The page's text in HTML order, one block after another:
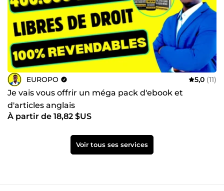
EUROPO 5,0 (11)
Je vais vous offrir un méga pack d'ebook et
d'articles anglais
À partir de 18,82 $US
Voir tous ses services